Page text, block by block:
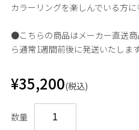
カラーリングを楽しんでいる方に
●こちらの商品はメーカー直送
ら通常1週間前後に発送いたしま
¥35,200(税込)
数量